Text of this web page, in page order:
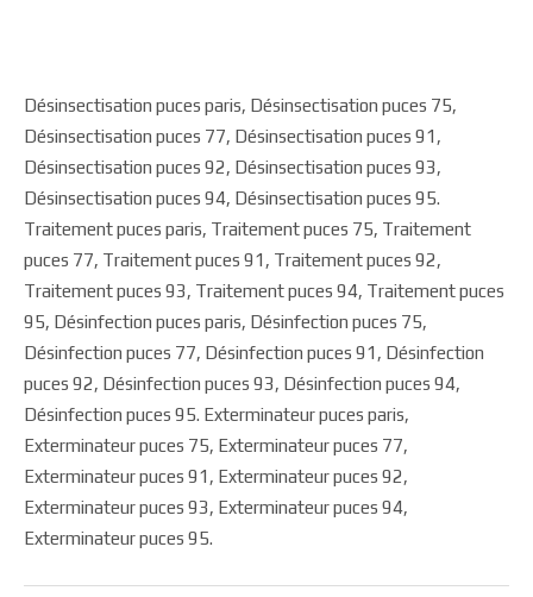
Désinsectisation puces paris, Désinsectisation puces 75,
Désinsectisation puces 77, Désinsectisation puces 91,
Désinsectisation puces 92, Désinsectisation puces 93,
Désinsectisation puces 94, Désinsectisation puces 95.
Traitement puces paris, Traitement puces 75, Traitement
puces 77, Traitement puces 91, Traitement puces 92,
Traitement puces 93, Traitement puces 94, Traitement puces
95, Désinfection puces paris, Désinfection puces 75,
Désinfection puces 77, Désinfection puces 91, Désinfection
puces 92, Désinfection puces 93, Désinfection puces 94,
Désinfection puces 95. Exterminateur puces paris,
Exterminateur puces 75, Exterminateur puces 77,
Exterminateur puces 91, Exterminateur puces 92,
Exterminateur puces 93, Exterminateur puces 94,
Exterminateur puces 95.